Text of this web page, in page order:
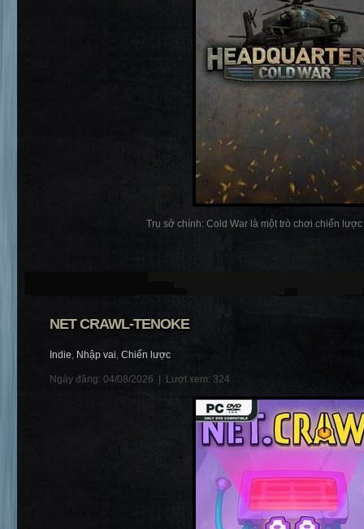
Trụ sở chính: Cold War là một trò chơi chiến
NET CRAWL-TENOKE
Indie, Nhập vai, Chiến lược
Ngày đăng: 04/08/2026 | Lượt xem: 324